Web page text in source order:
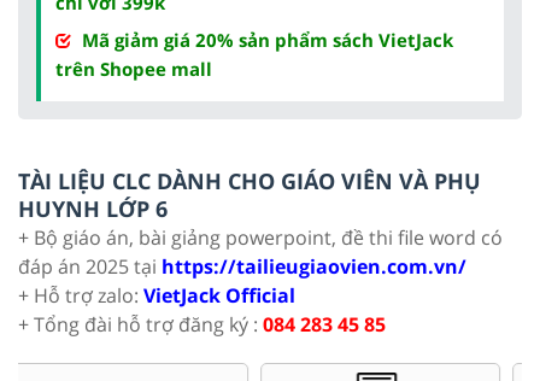
Mã giảm giá 20% sản phẩm sách VietJack
trên Shopee mall
TÀI LIỆU CLC DÀNH CHO GIÁO VIÊN VÀ PHỤ
HUYNH LỚP 6
+ Bộ giáo án, bài giảng powerpoint, đề thi file word có
đáp án 2025 tại https://tailieugiaovien.com.vn/
+ Hỗ trợ zalo: VietJack Official
+ Tổng đài hỗ trợ đăng ký : 084 283 45 85